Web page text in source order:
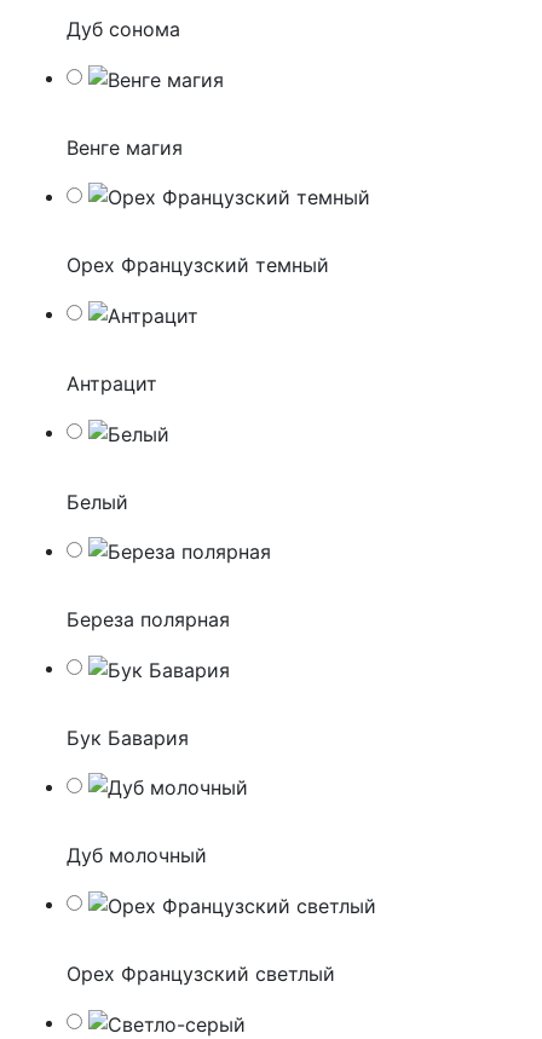
Дуб сонома
Венге магия
Орех Французский темный
Антрацит
Белый
Береза полярная
Бук Бавария
Дуб молочный
Орех Французский светлый